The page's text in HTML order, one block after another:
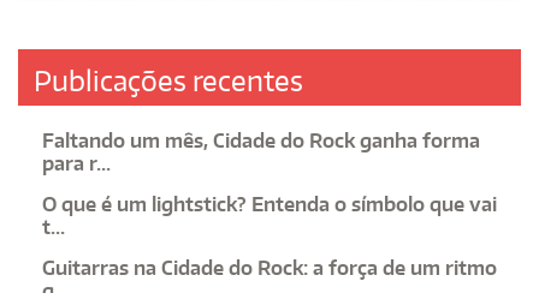
Publicações recentes
Faltando um mês, Cidade do Rock ganha forma
para r...
O que é um lightstick? Entenda o símbolo que vai
t...
Guitarras na Cidade do Rock: a força de um ritmo